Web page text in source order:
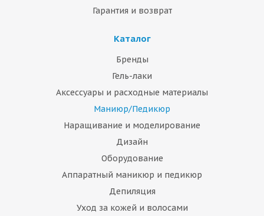
Гарантия и возврат
Каталог
Бренды
Гель-лаки
Аксессуары и расходные материалы
Маниюр/Педикюр
Наращивание и моделирование
Дизайн
Оборудование
Аппаратный маникюр и педикюр
Депиляция
Уход за кожей и волосами